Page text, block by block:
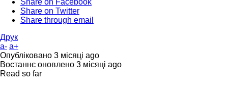
Share on Twitter
Share through email
Друк
a- a+
Опубліковано 3 місяці ago
Востаннє оновлено 3 місяці ago
Read so far